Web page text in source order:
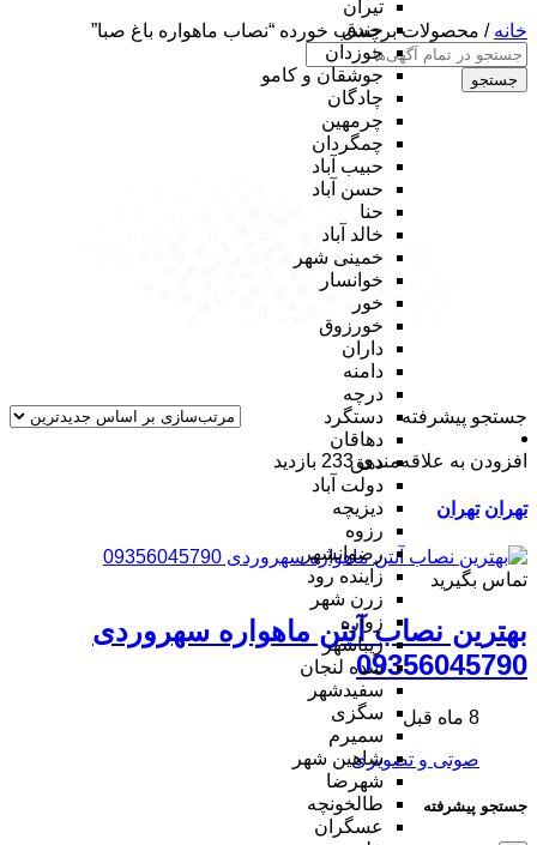
تیران
جندق
جوزدان
جوشقان و کامو
چادگان
چرمهین
چمگردان
حبیب آباد
حسن آباد
حنا
خالد آباد
خمینی شهر
خوانسار
خور
خورزوق
داران
دامنه
درچه
دستگرد
دهاقان
دهق
دولت آباد
دیزیچه
رزوه
رضوانشهر
زاینده رود
زرن شهر
زواره
زیباشهر
سده لنجان
سفیدشهر
سگزی
سمیرم
شاهین شهر
شهرضا
طالخونچه
عسگران
خانه / محصولات برچسب خورده “نصاب ماهواره باغ صبا”
جستجو
جستجو پیشرفته
افزودن به علاقه‌مندی 233 بازدید
تهران تهران
تماس بگیرید
بهترین نصاب آنتن ماهواره سهروردی
09356045790
8 ماه قبل
صوتی و تصویری
جستجو پیشرفته